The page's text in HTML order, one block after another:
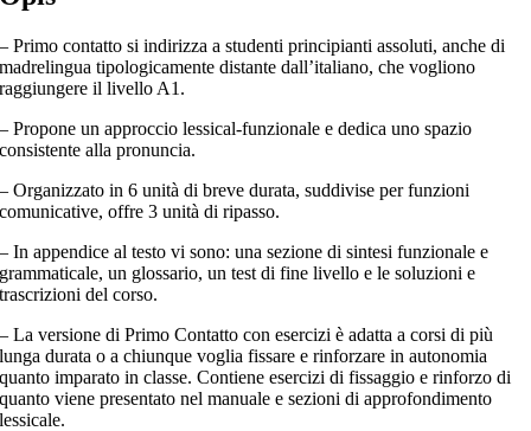
– Primo contatto si indirizza a studenti principianti assoluti, anche di
madrelingua tipologicamente distante dall’italiano, che vogliono
raggiungere il livello A1.
– Propone un approccio lessical-funzionale e dedica uno spazio
consistente alla pronuncia.
– Organizzato in 6 unità di breve durata, suddivise per funzioni
comunicative, offre 3 unità di ripasso.
– In appendice al testo vi sono: una sezione di sintesi funzionale e
grammaticale, un glossario, un test di fine livello e le soluzioni e
trascrizioni del corso.
– La versione di Primo Contatto con esercizi è adatta a corsi di più
lunga durata o a chiunque voglia fissare e rinforzare in autonomia
quanto imparato in classe. Contiene esercizi di fissaggio e rinforzo di
quanto viene presentato nel manuale e sezioni di approfondimento
lessicale.